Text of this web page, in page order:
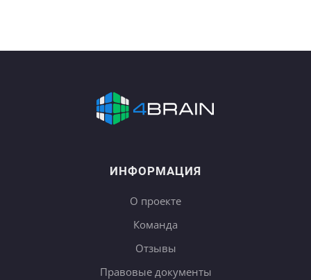
ИНФОРМАЦИЯ
О проекте
Команда
Отзывы
Правовые документы